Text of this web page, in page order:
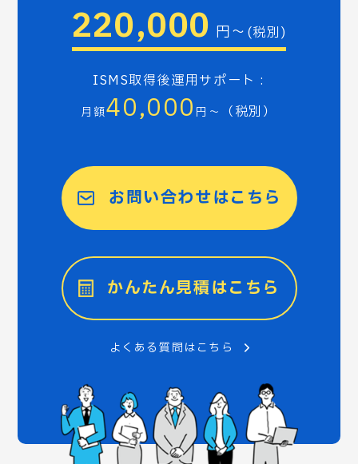
220,000 円～ (税別)
ISMS取得後運用サポート :
月額40,000 円～ （税別）
お問い合わせはこちら
かんたん見積はこちら
よくある質問はこちら